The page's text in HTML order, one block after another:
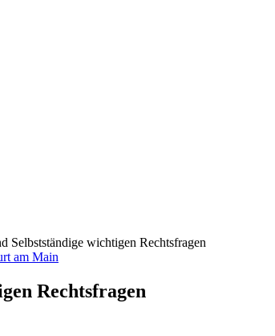
Selbstständige wichtigen Rechtsfragen
Rechtsfragen